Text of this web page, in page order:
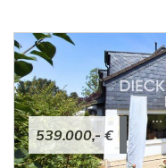
539.000,- €